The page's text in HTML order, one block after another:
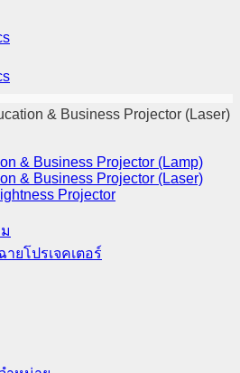
& Business Projector (Lamp)
& Business Projector (Laser)
Projector
ยโปรเจคเตอร์
& Business Projector (Laser)